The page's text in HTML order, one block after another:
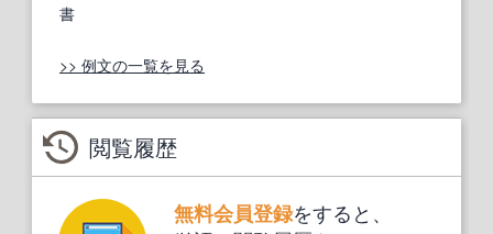
書
>> 例文の一覧を見る
閲覧履歴
無料会員登録をすると、